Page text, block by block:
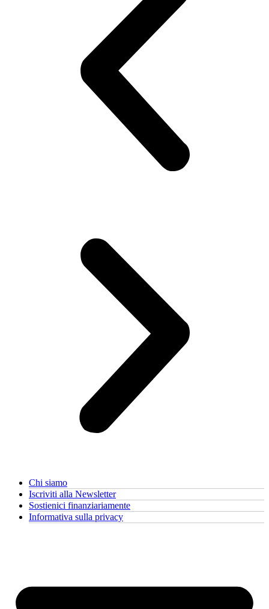
Chi siamo
Iscriviti alla Newsletter
Sostienici finanziariamente
Informativa sulla privacy